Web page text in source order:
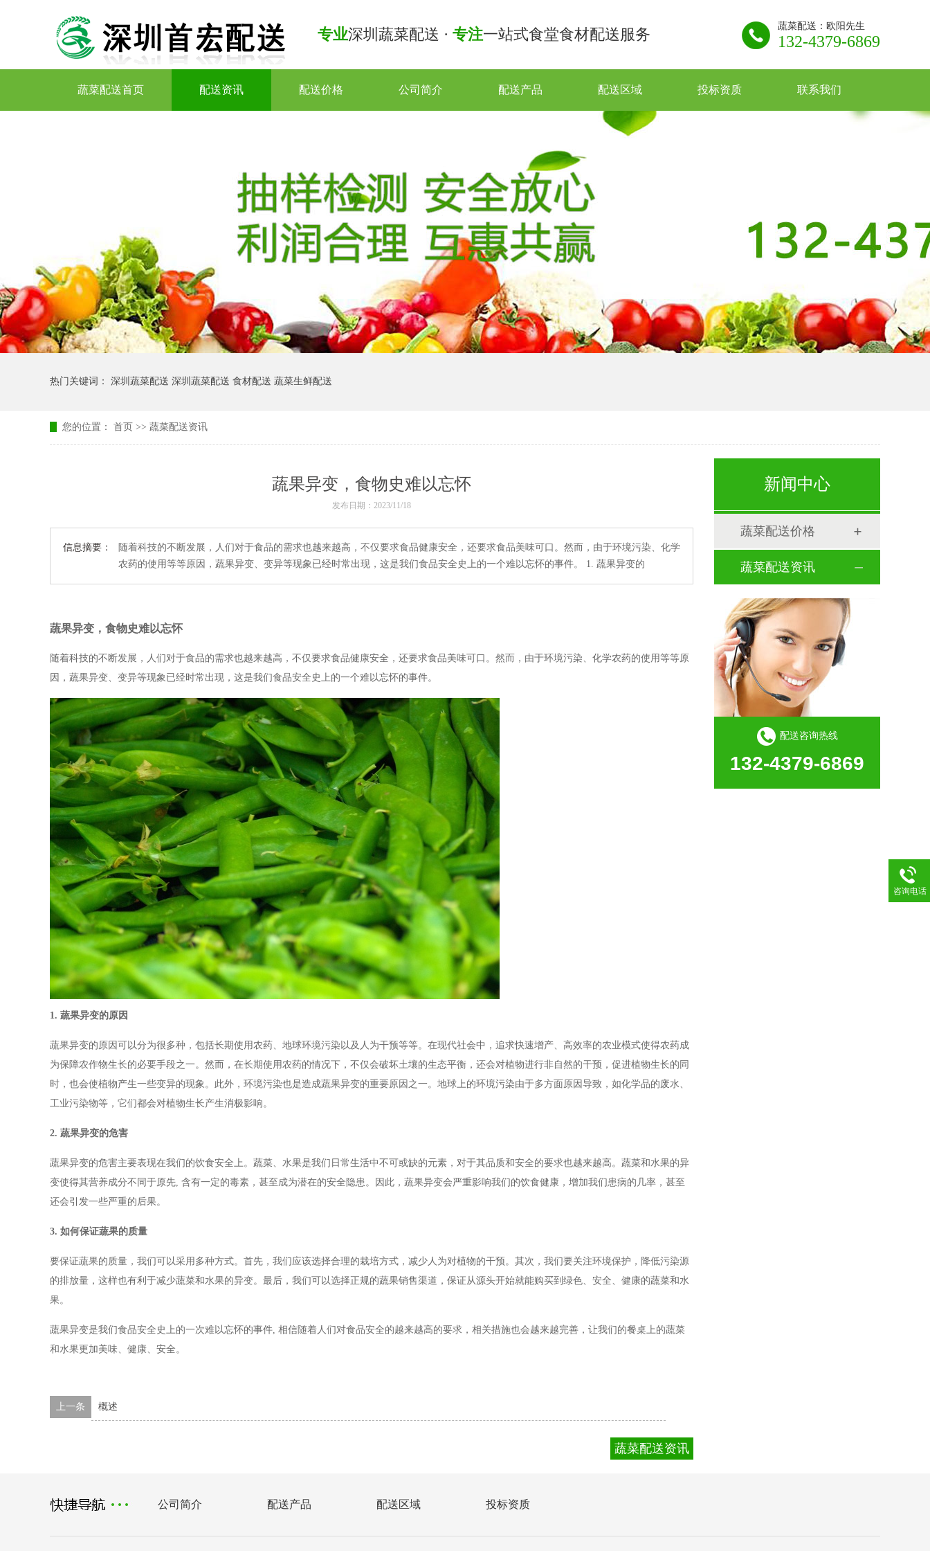
专业深圳蔬菜配送 · 专注一站式食堂食材配送服务 蔬菜配送：欧阳先生
132-4379-6869
蔬菜配送首页 配送资讯 配送价格 公司简介 配送产品 配送区域 投标资质 联系我们
热门关键词： 深圳蔬菜配送 深圳蔬菜配送 食材配送 蔬菜生鲜配送
您的位置： 首页 >> 蔬菜配送资讯
蔬果异变，食物史难以忘怀
发布日期：2023/11/18
信息摘要：
随着科技的不断发展，人们对于食品的需求也越来越高，不仅要求食品健康安全，还要求食品美味可口。然而，由于环境污染、化学
农药的使用等等原因，蔬果异变、变异等现象已经时常出现，这是我们食品安全史上的一个难以忘怀的事件。 1. 蔬果异变的
蔬果异变，食物史难以忘怀
随着科技的不断发展，人们对于食品的需求也越来越高，不仅要求食品健康安全，还要求食品美味可口。然而，由于环境污染、化学农药的使用等等原
因，蔬果异变、变异等现象已经时常出现，这是我们食品安全史上的一个难以忘怀的事件。
1. 蔬果异变的原因
蔬果异变的原因可以分为很多种，包括长期使用农药、地球环境污染以及人为干预等等。在现代社会中，追求快速增产、高效率的农业模式使得农药成
为保障农作物生长的必要手段之一。然而，在长期使用农药的情况下，不仅会破坏土壤的生态平衡，还会对植物进行非自然的干预，促进植物生长的同
时，也会使植物产生一些变异的现象。此外，环境污染也是造成蔬果异变的重要原因之一。地球上的环境污染由于多方面原因导致，如化学品的废水、
工业污染物等，它们都会对植物生长产生消极影响。
2. 蔬果异变的危害
蔬果异变的危害主要表现在我们的饮食安全上。蔬菜、水果是我们日常生活中不可或缺的元素，对于其品质和安全的要求也越来越高。蔬菜和水果的异
变使得其营养成分不同于原先, 含有一定的毒素，甚至成为潜在的安全隐患。因此，蔬果异变会严重影响我们的饮食健康，增加我们患病的几率，甚至
还会引发一些严重的后果。
3. 如何保证蔬果的质量
要保证蔬果的质量，我们可以采用多种方式。首先，我们应该选择合理的栽培方式，减少人为对植物的干预。其次，我们要关注环境保护，降低污染源
的排放量，这样也有利于减少蔬菜和水果的异变。最后，我们可以选择正规的蔬果销售渠道，保证从源头开始就能购买到绿色、安全、健康的蔬菜和水
果。
蔬果异变是我们食品安全史上的一次难以忘怀的事件, 相信随着人们对食品安全的越来越高的要求，相关措施也会越来越完善，让我们的餐桌上的蔬菜
和水果更加美味、健康、安全。
上一条 概述
蔬菜配送资讯
新闻中心
蔬菜配送价格
蔬菜配送资讯
配送咨询热线
132-4379-6869
公司简介 配送产品 配送区域 投标资质
咨询电话